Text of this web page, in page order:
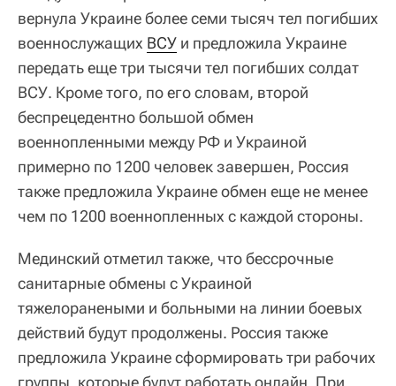
вернула Украине более семи тысяч тел погибших
военнослужащих ВСУ и предложила Украине
передать еще три тысячи тел погибших солдат
ВСУ. Кроме того, по его словам, второй
беспрецедентно большой обмен
военнопленными между РФ и Украиной
примерно по 1200 человек завершен, Россия
также предложила Украине обмен еще не менее
чем по 1200 военнопленных с каждой стороны.
Мединский отметил также, что бессрочные
санитарные обмены с Украиной
тяжелоранеными и больными на линии боевых
действий будут продолжены. Россия также
предложила Украине сформировать три рабочих
группы, которые будут работать онлайн. При